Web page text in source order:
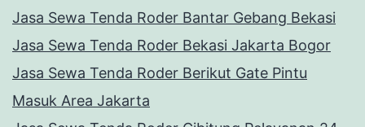
Jasa Sewa Tenda Roder Bantar Gebang Bekasi
Jasa Sewa Tenda Roder Bekasi Jakarta Bogor
Jasa Sewa Tenda Roder Berikut Gate Pintu
Masuk Area Jakarta